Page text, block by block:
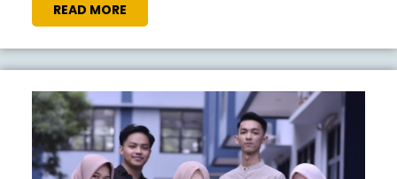
JALUR
SNBT
TAHUN
2026
READ MORE
MORE